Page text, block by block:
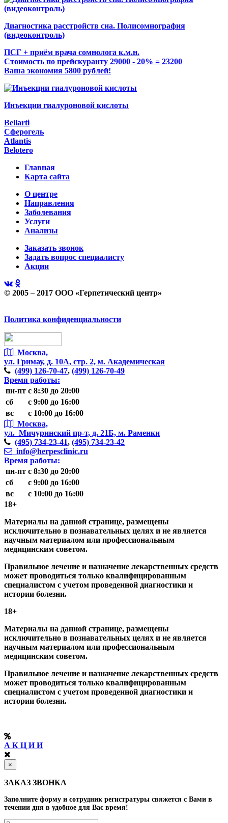
Диагностика расстройств сна. Полисомнография
(видеоконтроль)
ПСГ + приём врача сомнолога к.м.н.
Стоимость по прейскуранту 29000 - 20% = 23200
Ваша экономия 5800 рублей!
Инъекции гиалуроновой кислоты
Bellarti
Сферогель
Atlantis
Belotero
Главная
Карта сайта
О центре
Направления
Заболевания
Услуги
Анализы
Заказать звонок
Задать вопрос специалисту
Акции
© 2005 – 2017 ООО «Герпетический центр»
Политика конфиденциальности
Москва,
ул. Гримау, д. 10А, стр. 2, м. Академическая
(499) 126-70-47, (499) 126-70-49
Время работы:
пн-пт с 8:30 до 20:00
сб
с 9:00 до 16:00
вс
с 10:00 до 16:00
Москва,
ул. Мичуринский пр-т, д. 21Б, м. Раменки
(495) 734-23-41, (495) 734-23-42
info@herpesclinic.ru
Время работы:
пн-пт с 8:30 до 20:00
сб
с 9:00 до 16:00
вс
с 10:00 до 16:00
18+
Материалы на данной странице, размещены
исключительно в познавательных целях и не является
научным материалом или профессиональным
медицинским советом.
Правильное лечение и назначение лекарственных средств
может проводиться только квалифицированным
специалистом с учетом проведенной диагностики и
истории болезни.
18+
Материалы на данной странице, размещены
исключительно в познавательных целях и не является
научным материалом или профессиональным
медицинским советом.
Правильное лечение и назначение лекарственных средств
может проводиться только квалифицированным
специалистом с учетом проведенной диагностики и
истории болезни.
А К Ц И И
×
ЗАКАЗ ЗВОНКА
Заполните форму и сотрудник регистратуры свяжется с Вами в
течении дня в удобное для Вас время!